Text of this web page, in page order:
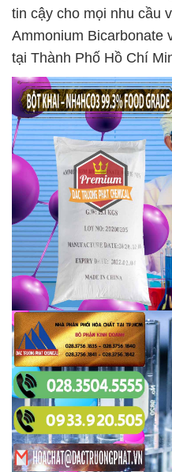
tin cậy cho mọi nhu cầu
Ammonium Bicarbonate
tại Thành Phố Hồ Chí